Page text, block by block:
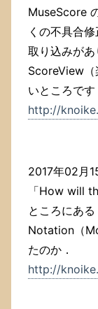
MuseScore
くの不具合
取り込みがあ
ScoreView（
いところです
http://
2017年02月
「How will
ところにあ
Notation（
たのか．
http://